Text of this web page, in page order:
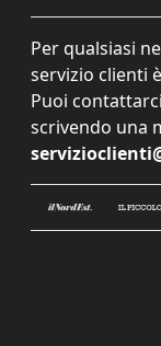
Per qualsiasi
servizio clienti
Puoi
scrivendo una